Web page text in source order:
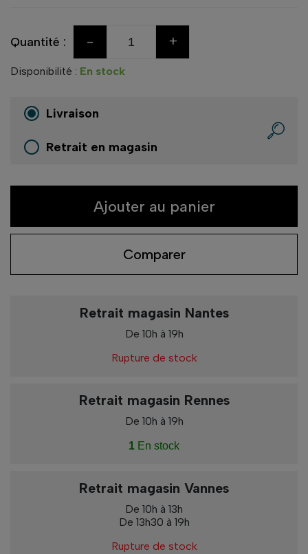
Quantité : - +
Disponibilité : En stock
Livraison
Retrait en magasin
Ajouter au panier
Comparer
Retrait magasin Nantes
De 10h à 19h
Rupture de stock
Retrait magasin Rennes
De 10h à 19h
1 En stock
Retrait magasin Vannes
De 10h à 13h
De 13h30 à 19h
Rupture de stock